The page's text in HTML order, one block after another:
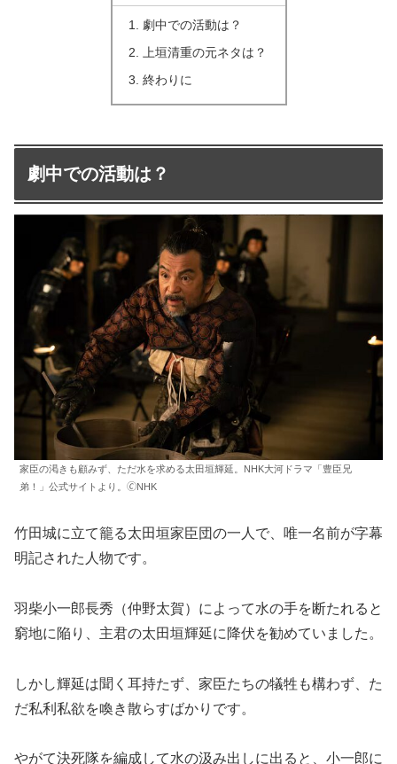
劇中での活動は？
上垣清重の元ネタは？
終わりに
劇中での活動は？
家臣の渇きも顧みず、ただ水を求める太田垣輝延。NHK大河ドラマ「豊臣兄
弟！」公式サイトより。🄫NHK
竹田城に立て籠る太田垣家臣団の一人で、唯一名前が字幕
明記された人物です。
羽柴小一郎長秀（仲野太賀）によって水の手を断たれると
窮地に陥り、主君の太田垣輝延に降伏を勧めていました。
しかし輝延は聞く耳持たず、家臣たちの犠牲も構わず、た
だ私利私欲を喚き散らすばかりです。
やがて決死隊を編成して水の汲み出しに出ると、小一郎に